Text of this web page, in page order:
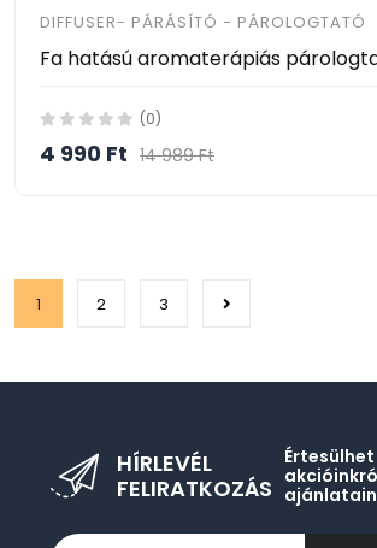
DIFFUSER- PÁRÁSÍTÓ - PÁROLOGTATÓ
(0)
4 990 Ft 14 989 Ft
1 2 3
HÍRLEVÉL
FELIRATKOZÁS